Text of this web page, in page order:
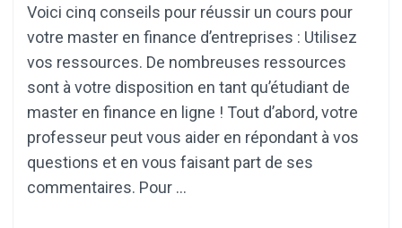
Voici cinq conseils pour réussir un cours pour
votre master en finance d’entreprises : Utilisez
vos ressources. De nombreuses ressources
sont à votre disposition en tant qu’étudiant de
master en finance en ligne ! Tout d’abord, votre
professeur peut vous aider en répondant à vos
questions et en vous faisant part de ses
commentaires. Pour …